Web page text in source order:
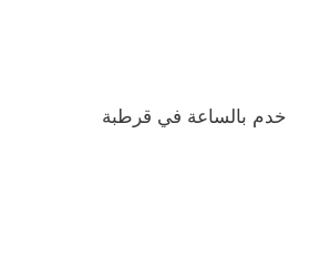
خدم بالساعة في قرطبة